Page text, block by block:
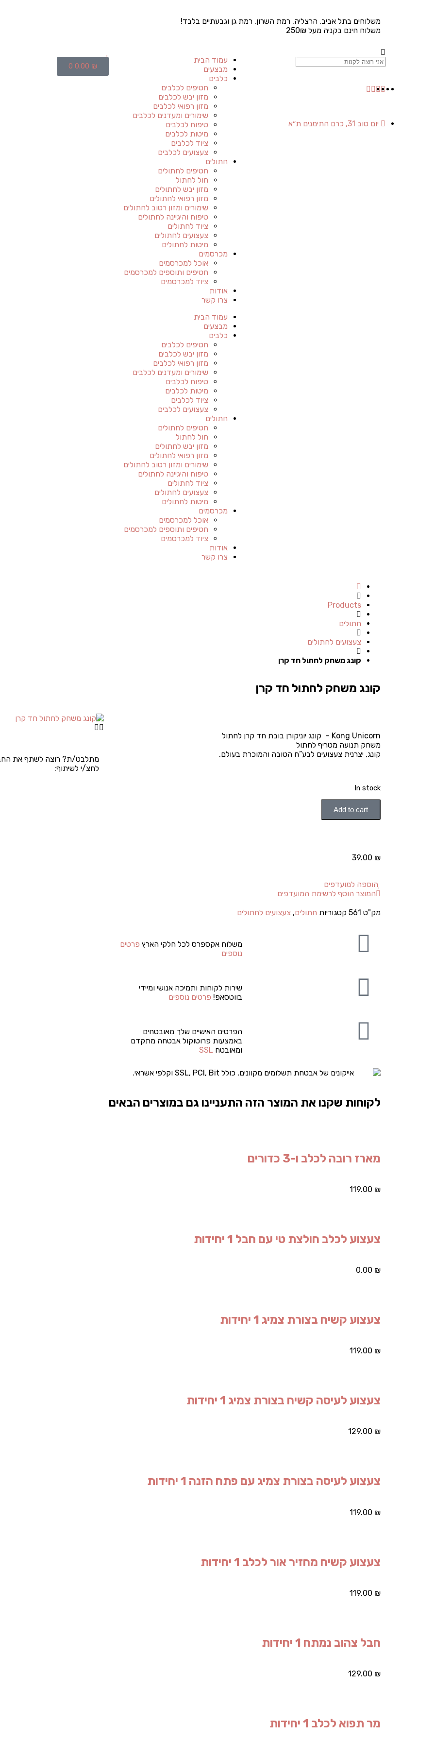
משלוחים בתל אביב, הרצליה, רמת השרון, רמת גן וגבעתיים בלבד!
משלוח חינם בקניה מעל 250₪
יום טוב 31, כרם התימנים ת״א
עמוד הבית
מבצעים
כלבים
חטיפים לכלבים
מזון יבש לכלבים
מזון רפואי לכלבים
שימורים ומעדנים לכלבים
טיפוח לכלבים
מיטות לכלבים
ציוד לכלבים
צעצועים לכלבים
חתולים
חטיפים לחתולים
חול לחתול
מזון יבש לחתולים
מזון רפואי לחתולים
שימורים ומזון רטוב לחתולים
טיפוח והיגיינה לחתולים
ציוד לחתולים
צעצועים לחתולים
מיטות לחתולים
מכרסמים
אוכל למכרסמים
חטיפים ותוספים למכרסמים
ציוד למכרסמים
אודות
צרו קשר
עמוד הבית
מבצעים
כלבים
חטיפים לכלבים
מזון יבש לכלבים
מזון רפואי לכלבים
שימורים ומעדנים לכלבים
טיפוח לכלבים
מיטות לכלבים
ציוד לכלבים
צעצועים לכלבים
חתולים
חטיפים לחתולים
חול לחתול
מזון יבש לחתולים
מזון רפואי לחתולים
שימורים ומזון רטוב לחתולים
טיפוח והיגיינה לחתולים
ציוד לחתולים
צעצועים לחתולים
מיטות לחתולים
מכרסמים
אוכל למכרסמים
חטיפים ותוספים למכרסמים
ציוד למכרסמים
אודות
צרו קשר
0.00 ₪
0
Products
חתולים
צעצועים לחתולים
קונג משחק לחתול חד קרן
קונג משחק לחתול חד קרן
Kong Unicorn – קונג יוניקורן בובת חד קרן לחתול
משחק תנועה מטריף לחתול
קונג, יצרנית צעצועים לבע”ח הטובה והמוכרת בעולם.
In stock
Add to cart
39.00 ₪
הוספה למועדפים
המוצר הוסף לרשימת המועדפים
מק"ט 561 קטגוריות חתולים, צעצועים לחתולים
משלוח אקספרס לכל חלקי הארץ פרטים
נוספים
שירות לקוחות ותמיכה אנושי ומיידי
בווטסאפ! פרטים נוספים
הפרטים האישיים שלך מאובטחים
באמצעות פרוטוקול אבטחה מתקדם
ומאובטח SSL
מתלבט/ת? רוצה לשתף את
לחצ/י לשיתוף:
לקוחות שקנו את המוצר הזה התעניינו גם במוצרים הבאים
מארז רובה לכלב ו-3 כדורים
119.00 ₪
צעצוע לכלב חולצת טי עם חבל 1 יחידות
0.00 ₪
צעצוע קשיח בצורת צמיג 1 יחידות
119.00 ₪
צעצוע לעיסה קשיח בצורת צמיג 1 יחידות
129.00 ₪
צעצוע לעיסה בצורת צמיג עם פתח הזנה 1 יחידות
119.00 ₪
צעצוע קשיח מחזיר אור לכלב 1 יחידות
119.00 ₪
חבל צהוב נמתח 1 יחידות
129.00 ₪
מר תפוא לכלב 1 יחידות